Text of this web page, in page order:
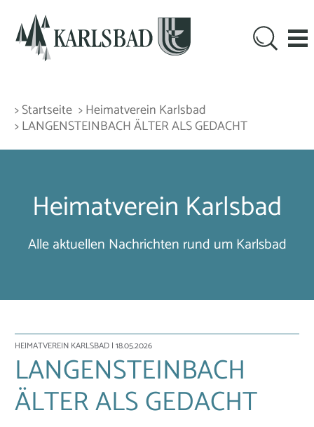
> Startseite > Heimatverein Karlsbad
> LANGENSTEINBACH ÄLTER ALS GEDACHT
Heimatverein Karlsbad
Alle aktuellen Nachrichten rund um Karlsbad
HEIMATVEREIN KARLSBAD | 18.05.2026
LANGENSTEINBACH
ÄLTER ALS GEDACHT